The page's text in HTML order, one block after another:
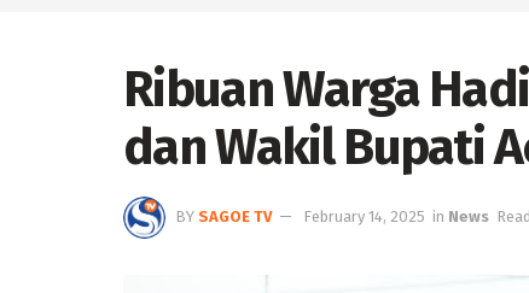
Ribuan Warga
dan Wakil Bupati
BY SAGOE TV February 14, 2025 in News